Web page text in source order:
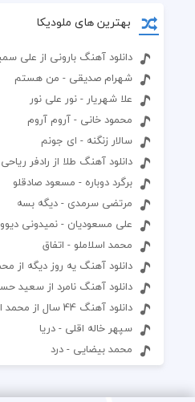
بهترین های ملودیکا
دانلود آهنگ بارونی از علی
شهرام صدیقی - من هستم
علا شهریار - نور علی نور
محمود خانی - آروم آروم
سالار زنگنه - ای جونم
دانلود آهنگ طلا از رادفر ریاحی
برگرد دوباره - مسعود صادقلو
مرتضی سرمدی - دیگه بسه
علی مسعودیان - نمیدونی
محمد اسلاملو - اتفاق
دانلود آهنگ یه روز دیگه از
دانلود آهنگ نامرد از سعید
دانلود آهنگ 44 سال از محمد اثبات
سپهر خاله اقلی - دریا
محمد بیضایی - درد